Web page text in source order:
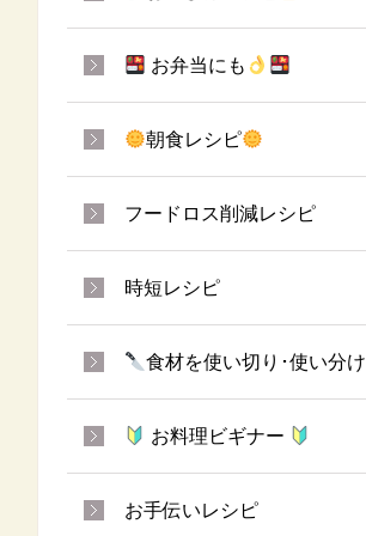
お弁当にも
朝食レシピ
フードロス削減レシピ
時短レシピ
食材を使い切り･使い分け
お料理ビギナー
お手伝いレシピ